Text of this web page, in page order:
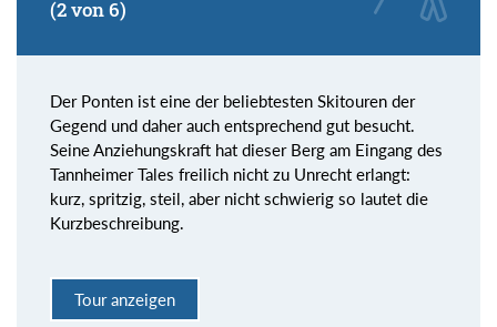
(2 von 6)
Der Ponten ist eine der beliebtesten Skitouren der
Gegend und daher auch entsprechend gut besucht.
Seine Anziehungskraft hat dieser Berg am Eingang des
Tannheimer Tales freilich nicht zu Unrecht erlangt:
kurz, spritzig, steil, aber nicht schwierig so lautet die
Kurzbeschreibung.
Tour anzeigen